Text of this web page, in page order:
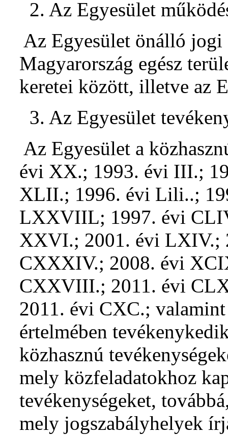
2. Az Egyesület
Az Egyesület önálló jogi
Magyarország egész
keretei között, illetve az
3. Az Egyesület
Az Egyesület a
évi XX.; 1993. évi III.;
XLII.; 1996. évi Lili..;
LXXVIIL; 1997. évi
XXVI.; 2001. évi LXIV.;
CXXXIV.; 2008. évi
CXXVIII.; 2011. évi
2011. évi CXC.;
értelmében
közhasznú
mely közfeladatokhoz
tevékenységeket,
mely jogszabályhelyek